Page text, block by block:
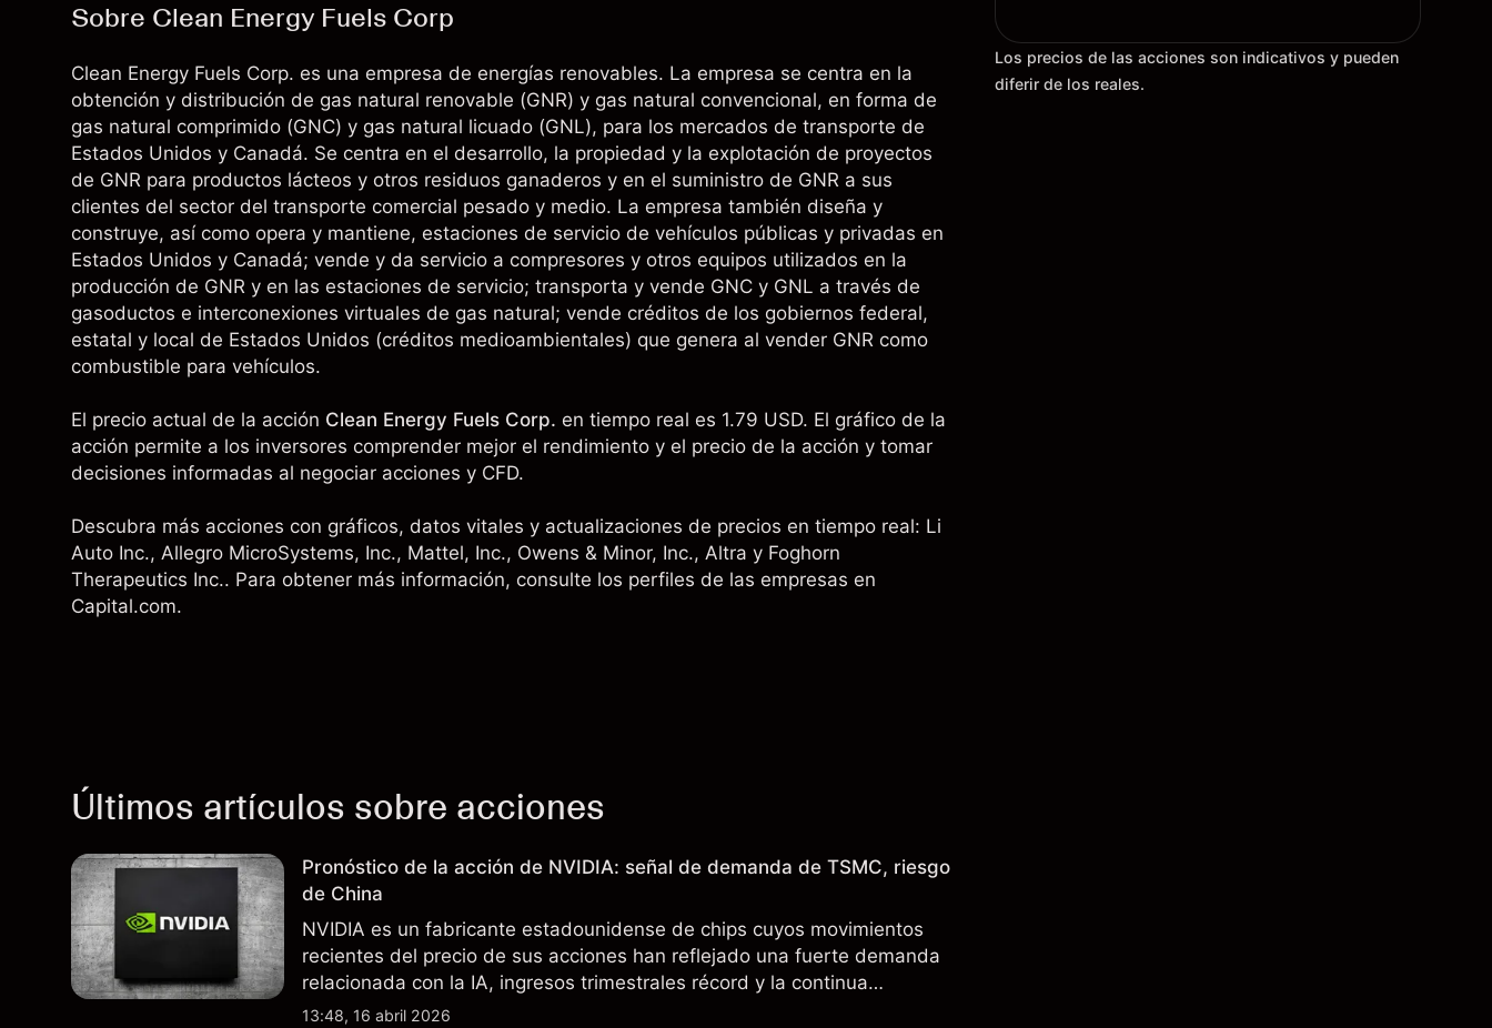
Sobre Clean Energy Fuels Corp
Clean Energy Fuels Corp. es una empresa de energías renovables. La empresa se centra en la
obtención y distribución de gas natural renovable (GNR) y gas natural convencional, en forma de
gas natural comprimido (GNC) y gas natural licuado (GNL), para los mercados de transporte de
Estados Unidos y Canadá. Se centra en el desarrollo, la propiedad y la explotación de proyectos
de GNR para productos lácteos y otros residuos ganaderos y en el suministro de GNR a sus
clientes del sector del transporte comercial pesado y medio. La empresa también diseña y
construye, así como opera y mantiene, estaciones de servicio de vehículos públicas y privadas en
Estados Unidos y Canadá; vende y da servicio a compresores y otros equipos utilizados en la
producción de GNR y en las estaciones de servicio; transporta y vende GNC y GNL a través de
gasoductos e interconexiones virtuales de gas natural; vende créditos de los gobiernos federal,
estatal y local de Estados Unidos (créditos medioambientales) que genera al vender GNR como
combustible para vehículos.
El precio actual de la acción Clean Energy Fuels Corp. en tiempo real es 1.79 USD. El gráfico de la
acción permite a los inversores comprender mejor el rendimiento y el precio de la acción y tomar
decisiones informadas al negociar acciones y CFD.
Descubra más acciones con gráficos, datos vitales y actualizaciones de precios en tiempo real: Li
Auto Inc., Allegro MicroSystems, Inc., Mattel, Inc., Owens & Minor, Inc., Altra y Foghorn
Therapeutics Inc.. Para obtener más información, consulte los perfiles de las empresas en
Capital.com.
Últimos artículos sobre acciones
Pronóstico de la acción de NVIDIA: señal de demanda de TSMC, riesgo
de China
NVIDIA es un fabricante estadounidense de chips cuyos movimientos
recientes del precio de sus acciones han reflejado una fuerte demanda
relacionada con la IA, ingresos trimestrales récord y la continua
incertidumbre en torno a los controles de exportación de EE.UU. que
13:48, 16 abril 2026
Los precios de las acciones son indicativos y pueden
diferir de los reales.